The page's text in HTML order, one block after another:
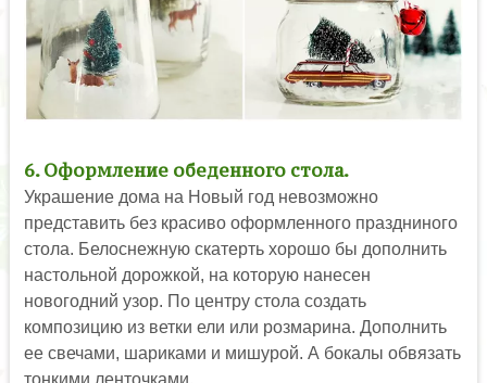
6. Оформление обеденного стола.
Украшение дома на Новый год невозможно
представить без красиво оформленного праздниного
стола. Белоснежную скатерть хорошо бы дополнить
настольной дорожкой, на которую нанесен
новогодний узор. По центру стола создать
композицию из ветки ели или розмарина. Дополнить
ее свечами, шариками и мишурой. А бокалы обвязать